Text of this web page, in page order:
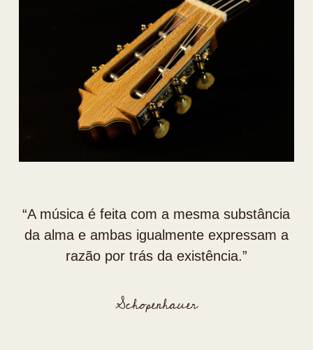
“⁠A música é feita com a mesma substância
da alma e ambas igualmente expressam a
razão por trás da existência.”
Schopenhauer